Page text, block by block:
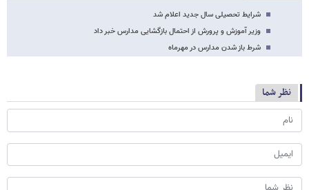
شرایط تحصیلی سال جدید اعلام شد
وزیر آموزش و پرورش از احتمال بازگشایی مدارس خبر داد
شرط باز شدن مدارس در مهرماه
نظر شما